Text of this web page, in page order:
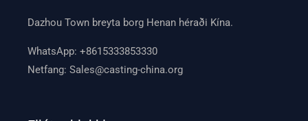
Dazhou Town breyta borg Henan héraði Kína.
WhatsApp:+8615333853330
Netfang:Sales@casting-china.org